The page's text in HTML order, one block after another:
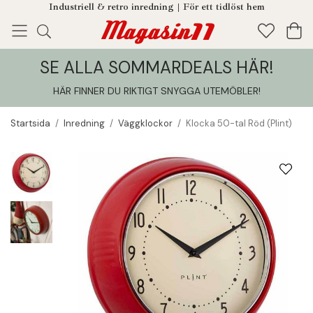
Industriell & retro inredning | För ett tidlöst hem
Enjoy! Tillagt i din varukorg
SE ALLA SOMMARDEALS HÄR!
HÄR FINNER DU RIKTIGT SNYGGA UTEMÖBLER!
Startsida / Inredning / Väggklockor / Klocka 50-tal Röd (Plint)